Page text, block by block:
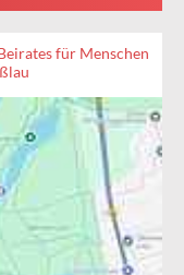
für Menschen